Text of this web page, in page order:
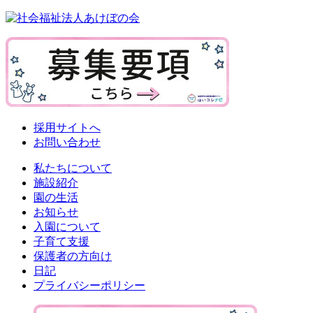
採用サイトへ
お問い合わせ
私たちについて
施設紹介
園の生活
お知らせ
入園について
子育て支援
保護者の方向け
日記
プライバシーポリシー